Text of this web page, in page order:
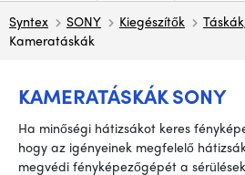
Syntex SONY Kiegészítők
Kameratáskák
KAMERATÁSKÁK SONY
Ha minőségi hátizsákot keres
hogy az igényeinek megfelelő
megvédi fényképezőgépét a